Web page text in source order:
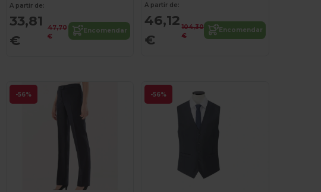
A partir de:
33,81
€
47,70
€
Encomendar
A partir de:
46,12
€
104,30
€
Encomendar
-56% -56%